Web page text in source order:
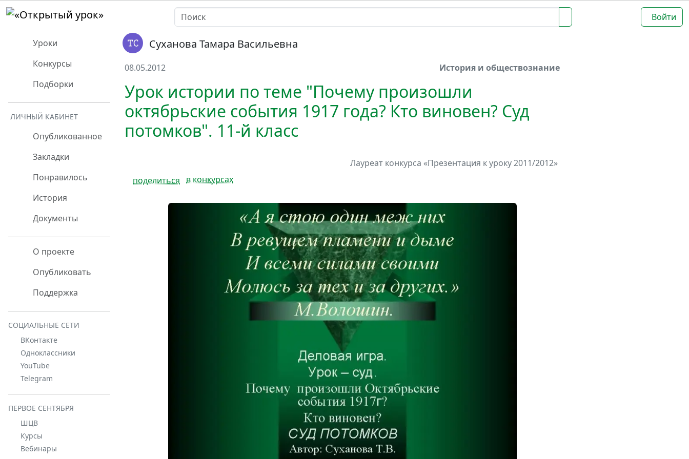
Войти
Уроки
Конкурсы
Подборки
ЛИЧНЫЙ КАБИНЕТ
Опубликованное
Закладки
Понравилось
История
Документы
О проекте
Опубликовать
Поддержка
СОЦИАЛЬНЫЕ СЕТИ
ВКонтакте
Одноклассники
YouTube
Telegram
ПЕРВОЕ СЕНТЯБРЯ
ШЦВ
Курсы
Вебинары
Суханова Тамара Васильевна
08.05.2012 История и обществознание
Урок истории по теме "Почему произошли
октябрьские события 1917 года? Кто виновен? Суд
потомков". 11-й класс
Лауреат конкурса «Презентация к уроку 2011/2012»
поделиться
в конкурсах